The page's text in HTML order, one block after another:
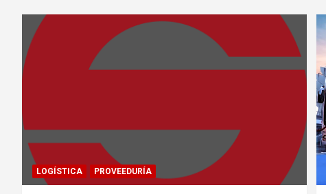
LOGÍSTICA PROVEEDURÍA